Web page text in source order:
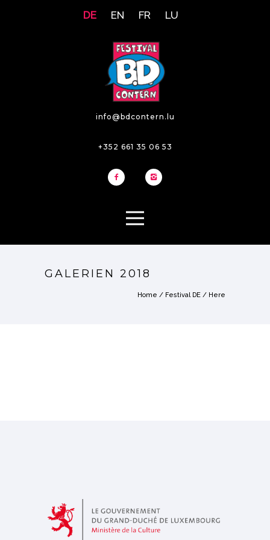
DE EN FR LU
info@bdcontern.lu
+352 661 35 06 53
GALERIEN 2018
Home / Festival DE / Here